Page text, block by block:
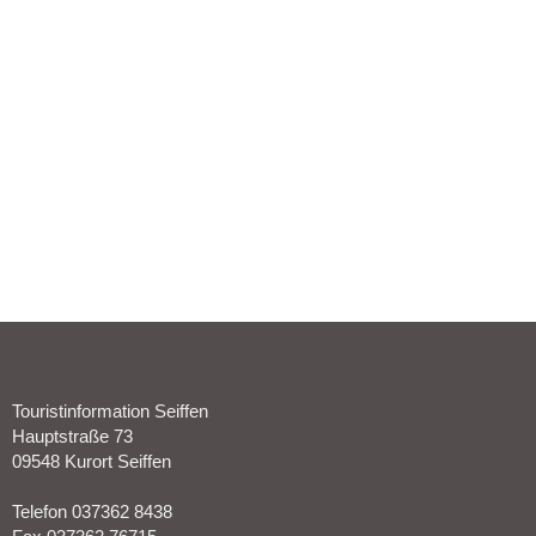
Touristinformation Seiffen
Hauptstraße 73
09548 Kurort Seiffen
Telefon 037362 8438